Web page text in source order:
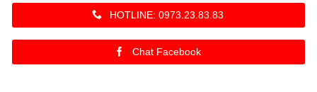
HOTLINE: 0973.23.83.83
Chat Facebook